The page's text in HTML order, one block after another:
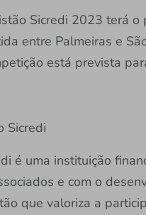
Sicredi 2023 terá o
entre Palmeiras e
está prevista
Sicredi
é uma instituição
e com o
que valoriza a